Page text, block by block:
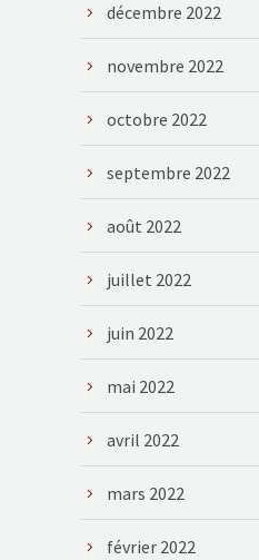
décembre 2022
novembre 2022
octobre 2022
septembre 2022
août 2022
juillet 2022
juin 2022
mai 2022
avril 2022
mars 2022
février 2022